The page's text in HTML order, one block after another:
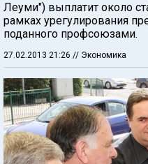
Леуми") выплатит около
рамках урегулирования
поданного профсоюзами.
27.02.2013 21:26 // Экономика